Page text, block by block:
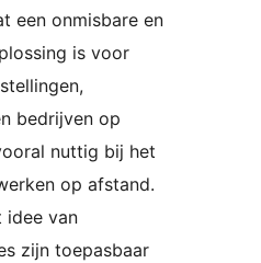
een onmisbare en
is voor
bedrijven op
nuttig bij het
op afstand.
idee van
zijn toepasbaar